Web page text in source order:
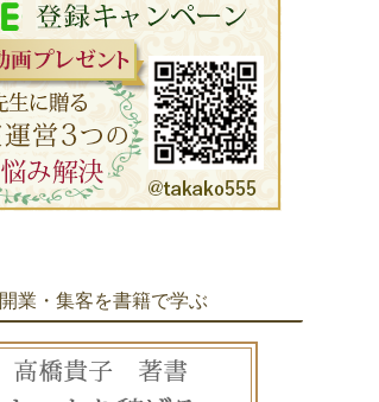
開業・集客を書籍で学ぶ